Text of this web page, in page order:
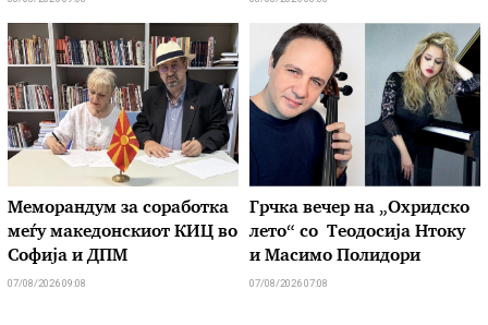
Меморандум за соработка
меѓу македонскиот КИЦ во
Софија и ДПМ
07/08/2026 09:08
Грчка вечер на „Охридско
лето“ со Теодосија Нтоку
и Масимо Полидори
07/08/2026 07:08